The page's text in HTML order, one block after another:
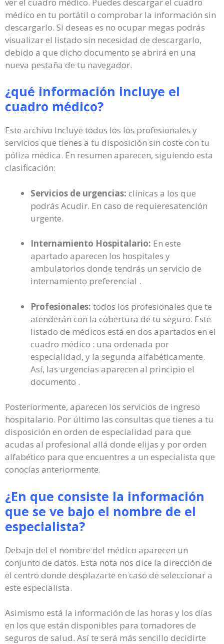
médico en tu portátil o comprobar la información sin
descargarlo. Si deseas es no ocupar megas podrás
visualizar el listado sin necesidad de descargarlo,
debido a que dicho documento se abrirá en una
nueva pestaña de tu navegador.
¿qué información incluye el
cuadro médico?
Este archivo Incluye todos los los profesionales y
servicios que tienes a tu disposición sin coste con tu
póliza médica. En resumen aparecen, siguiendo esta
clasificación:
Servicios de urgencias: clínicas a los que
podrás Acudir. En caso de requieresatención
urgente.
Internamiento Hospitalario: En este
apartado aparecen los hospitales y
ambulatorios donde tendrás un servicio de
internamiento preferencial .
Profesionales: todos los profesionales que te
atenderán con la cobertura de tu seguro. Este
listado de médicos está en dos apartados en el
cuadro médico : una ordenada por
especialidad, y la segunda alfabéticamente.
Así, las urgencias aparecen al principio el
documento .
Posteriormente, aparecen los servicios de ingreso
hospitalario. Por último las consultas que tienes a tu
disposición en orden de especialidad para que
acudas al profesional allá donde elijas y por orden
alfabético para que encuentres a un especialista que
conocías anteriormente.
¿En que consiste la información
que se ve bajo el nombre de el
especialista?
Debajo del el nombre del médico aparecen un
conjunto de datos. Esta nota nos dice la dirección de
el centro donde desplazarte en caso de seleccionar a
este especialista.
Asimismo está la información de las horas y los días
en los que están disponibles para tomadores de
seguros de salud. Así te será más sencillo decidirte